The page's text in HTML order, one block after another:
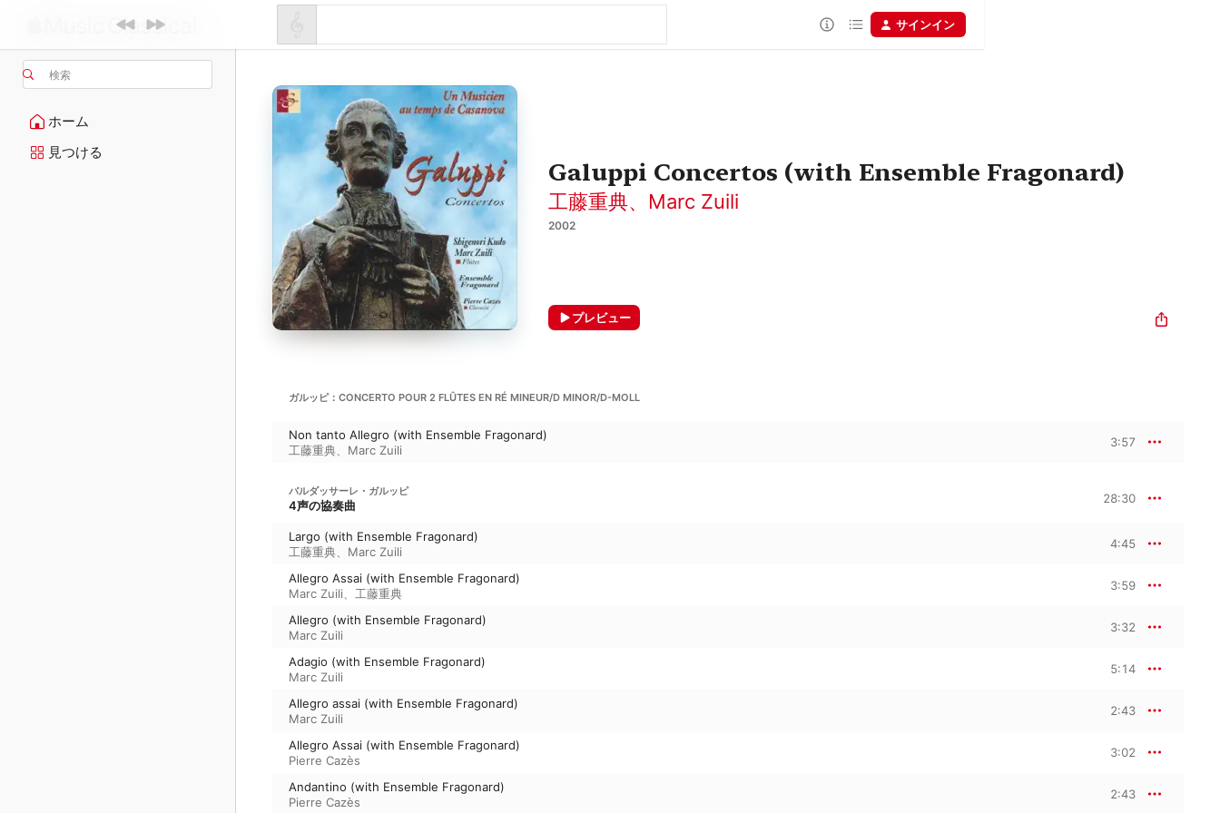
検索
ホーム
見つける
サインイン
Galuppi Concertos (with Ensemble Fragonard)
工藤重典、 Marc Zuili
2002
プレビュー
ガルッピ：CONCERTO POUR 2 FLÛTES EN RÉ MINEUR/D MINOR/D-MOLL
Non tanto Allegro (with Ensemble Fragonard)
工藤重典
Marc Zuili
3:57
バルダッサーレ・ガルッピ
4声の協奏曲 28:30
Largo (with Ensemble Fragonard)
工藤重典
Marc Zuili
4:45
Allegro Assai (with Ensemble Fragonard)
Marc Zuili
工藤重典
3:59
Allegro (with Ensemble Fragonard)
Marc Zuili
3:32
Adagio (with Ensemble Fragonard)
Marc Zuili
5:14
Allegro assai (with Ensemble Fragonard)
Marc Zuili
2:43
Allegro Assai (with Ensemble Fragonard)
Pierre Cazès
3:02
Andantino (with Ensemble Fragonard)
Pierre Cazès
2:43